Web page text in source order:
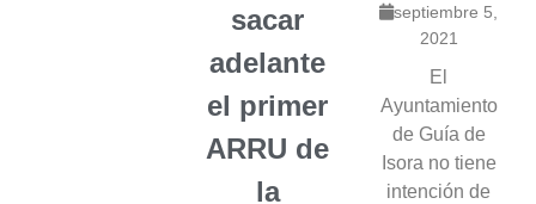
sacar
adelante
el primer
ARRU de
la
septiembre 5,
2021
El
Ayuntamiento
de Guía de
Isora no tiene
intención de